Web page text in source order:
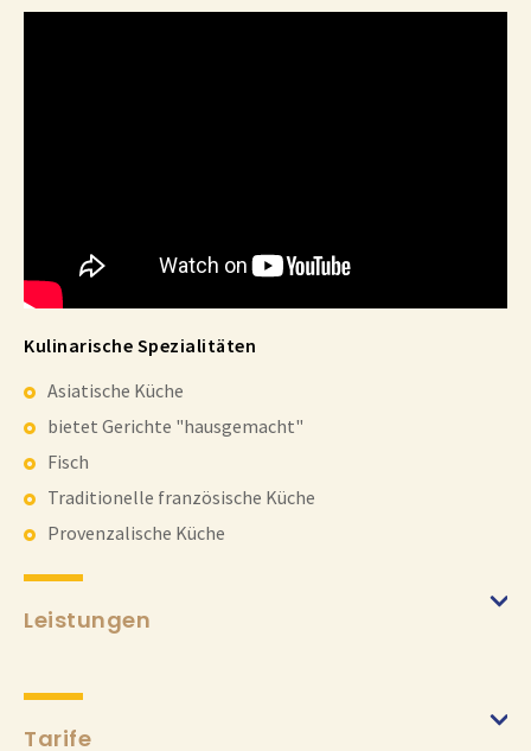
Kulinarische Spezialitäten
Asiatische Küche
bietet Gerichte "hausgemacht"
Fisch
Traditionelle französische Küche
Provenzalische Küche
Leistungen
Tarife